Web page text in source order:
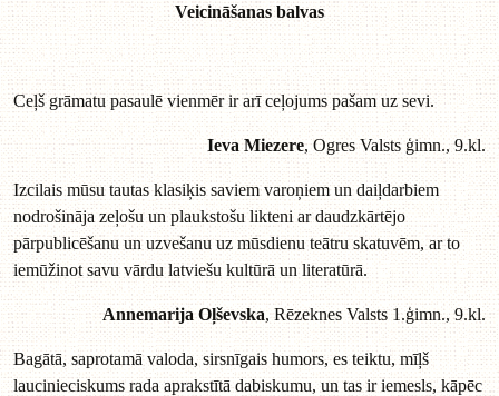
Veicināšanas balvas
Ceļš grāmatu pasaulē vienmēr ir arī ceļojums pašam uz sevi.
Ieva Miezere, Ogres Valsts ģimn., 9.kl.
Izcilais mūsu tautas klasiķis saviem varoņiem un daiļdarbiem
nodrošināja zeļošu un plaukstošu likteni ar daudzkārtējo
pārpublicēšanu un uzvešanu uz mūsdienu teātru skatuvēm, ar to
iemūžinot savu vārdu latviešu kultūrā un literatūrā.
Annemarija Oļševska, Rēzeknes Valsts 1.ģimn., 9.kl.
Bagātā, saprotamā valoda, sirsnīgais humors, es teiktu, mīļš
laucinieciskums rada aprakstītā dabiskumu, un tas ir iemesls, kāpēc